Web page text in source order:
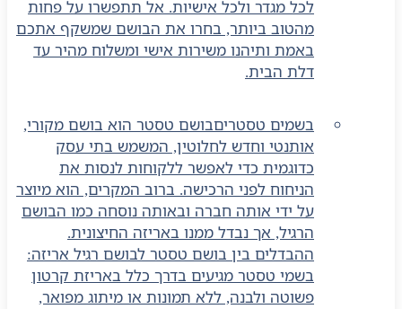
לכל מגדר ולכל אישיות. אל תתפשרו על פחות
מהטוב ביותר, בחרו את הבושם שמשקף אתכם
באמת ותיהנו משירות אישי ומשלוח מהיר עד
דלת הבית.
בשמים טסטריםבושם טסטר הוא בושם מקורי,
אותנטי וחדש לחלוטין, המשמש בתי עסק
כדוגמית כדי לאפשר ללקוחות לנסות את
הניחוח לפני הרכישה. ברוב המקרים, הוא מיוצר
על ידי אותה חברה ובאותה נוסחה כמו הבושם
הרגיל, אך נבדל ממנו באריזה החיצונית.
ההבדלים בין בושם טסטר לבושם רגיל אריזה:
בשמי טסטר מגיעים בדרך כלל באריזת קרטון
פשוטה ולבנה, ללא תמונות או מיתוג מפואר,